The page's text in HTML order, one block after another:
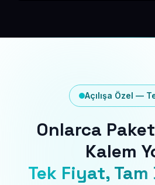
Açılışa Özel —
Onlarca
Kalem
Tek Fiyat, Tam